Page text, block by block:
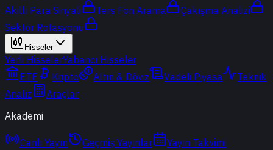
Akıllı Para Sinyali
Ters Fon Arama
Çakışma Analizi
Sektör Rotasyonu
Hisseler
Yerli HisselerYabancı Hisseler
ETF
Kripto Altın & Döviz Vadeli Piyasa
Teknik
Analiz
Araçlar
Akademi
Canlı Yayın Geçmiş Yayınlar
Yayın Takvimi